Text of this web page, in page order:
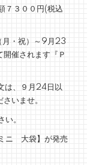
７３００円(税込
・祝）～9月23
開催されます『Ｐ
、９月24日以
いませ。
い。
ニ 大袋】が発売